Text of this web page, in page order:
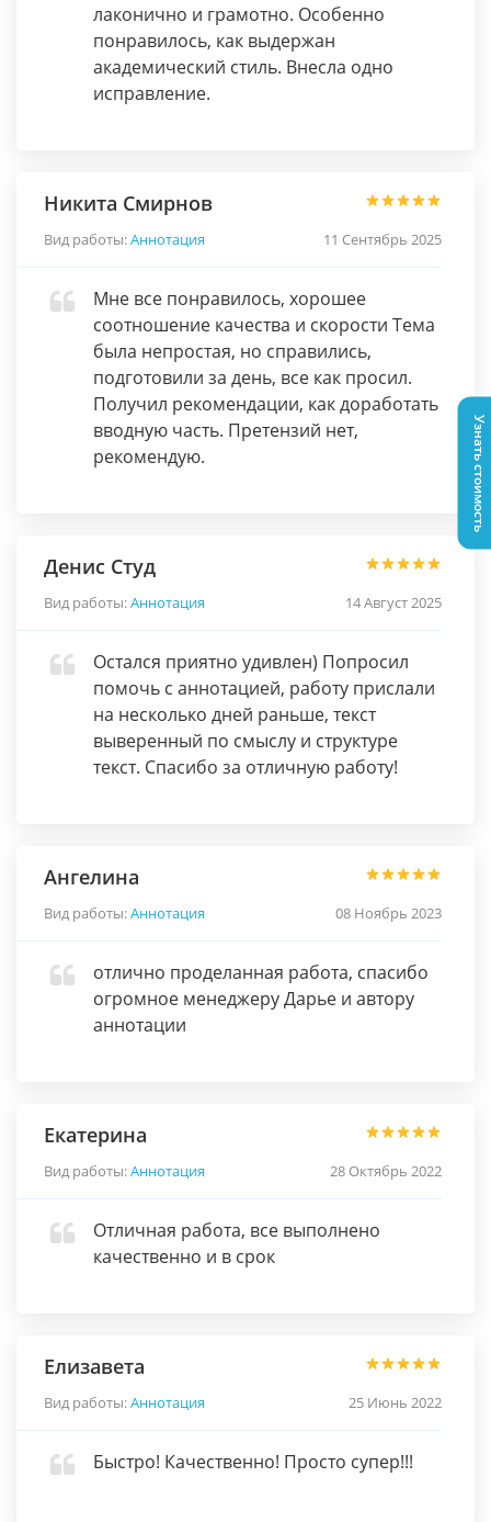
лаконично и грамотно. Особенно
понравилось, как выдержан
академический стиль. Внесла одно
исправление.
Никита Смирнов
Вид работы:Аннотация 11 Сентябрь 2025
Мне все понравилось, хорошее
соотношение качества и скорости Тема
была непростая, но справились,
подготовили за день, все как просил.
Получил рекомендации, как доработать
вводную часть. Претензий нет,
рекомендую.
Денис Студ
Вид работы:Аннотация 14 Август 2025
Остался приятно удивлен) Попросил
помочь с аннотацией, работу прислали
на несколько дней раньше, текст
выверенный по смыслу и структуре
текст. Спасибо за отличную работу!
Ангелина
Вид работы:Аннотация 08 Ноябрь 2023
отлично проделанная работа, спасибо
огромное менеджеру Дарье и автору
аннотации
Екатерина
Вид работы:Аннотация 28 Октябрь 2022
Отличная работа, все выполнено
качественно и в срок
Елизавета
Вид работы:Аннотация 25 Июнь 2022
Быстро! Качественно! Просто супер!!!
Узнать стоимость